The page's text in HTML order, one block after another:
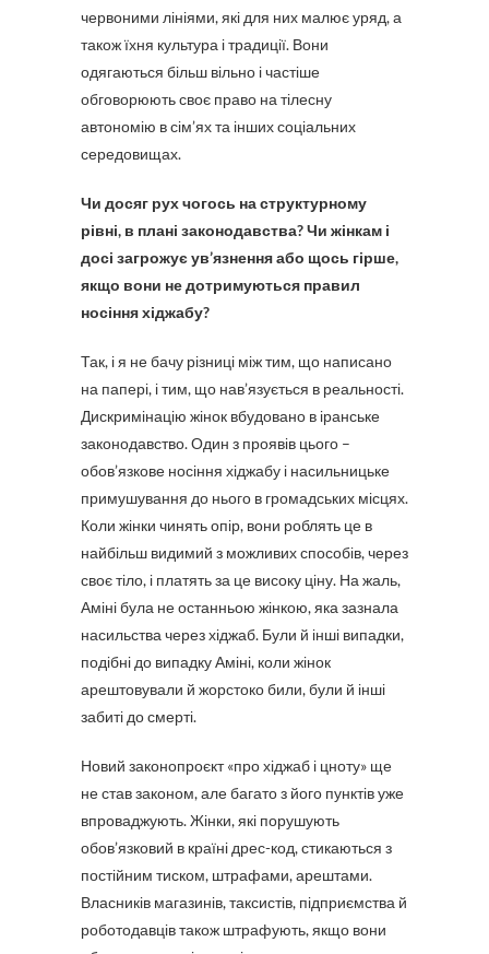
червоними лініями, які для них малює уряд, а
також їхня культура і традиції. Вони
одягаються більш вільно і частіше
обговорюють своє право на тілесну
автономію в сім’ях та інших соціальних
середовищах.
Чи досяг рух чогось на структурному
рівні, в плані законодавства? Чи жінкам і
досі загрожує ув’язнення або щось гірше,
якщо вони не дотримуються правил
носіння хіджабу?
Так, і я не бачу різниці між тим, що написано
на папері, і тим, що нав’язується в реальності.
Дискримінацію жінок вбудовано в іранське
законодавство. Один з проявів цього –
обов’язкове носіння хіджабу і насильницьке
примушування до нього в громадських місцях.
Коли жінки чинять опір, вони роблять це в
найбільш видимий з можливих способів, через
своє тіло, і платять за це високу ціну. На жаль,
Аміні була не останньою жінкою, яка зазнала
насильства через хіджаб. Були й інші випадки,
подібні до випадку Аміні, коли жінок
арештовували й жорстоко били, були й інші
забиті до смерті.
Новий законопроєкт «про хіджаб і цноту» ще
не став законом, але багато з його пунктів уже
впроваджують. Жінки, які порушують
обов’язковий в країні дрес-код, стикаються з
постійним тиском, штрафами, арештами.
Власників магазинів, таксистів, підприємства й
роботодавців також штрафують, якщо вони